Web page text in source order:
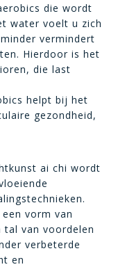
die wordt
water voelt u zich
vermindert
Hierdoor is het
die last
helpt bij het
gezondheid,
ai chi wordt
vorm van
tal van voordelen
verbeterde
en